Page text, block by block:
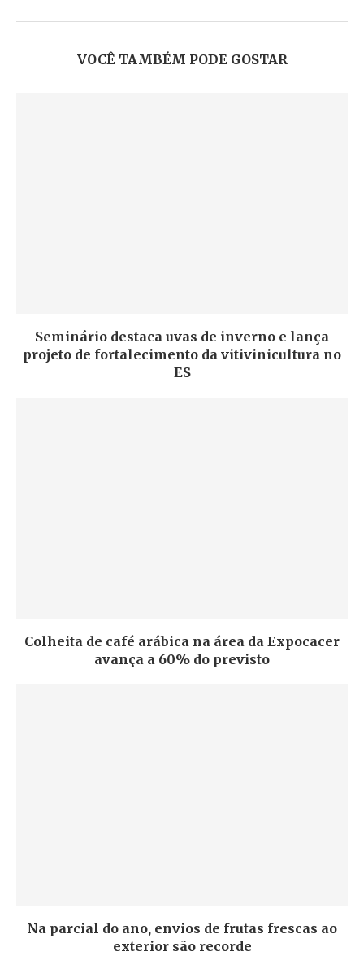
VOCÊ TAMBÉM PODE GOSTAR
Seminário destaca uvas de inverno e lança
projeto de fortalecimento da vitivinicultura no
ES
Colheita de café arábica na área da Expocacer
avança a 60% do previsto
Na parcial do ano, envios de frutas frescas ao
exterior são recorde